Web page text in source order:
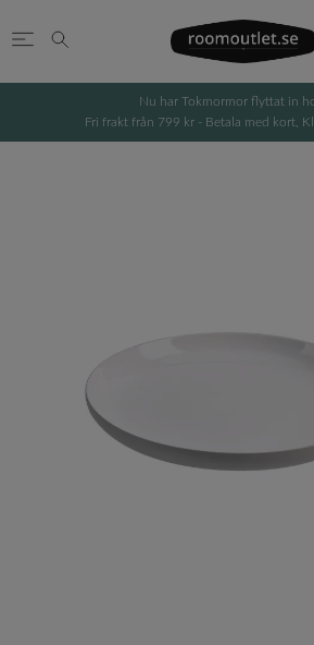
Nu har Tokmormor flyttat in
Fri frakt från 799 kr - Betala med kort,